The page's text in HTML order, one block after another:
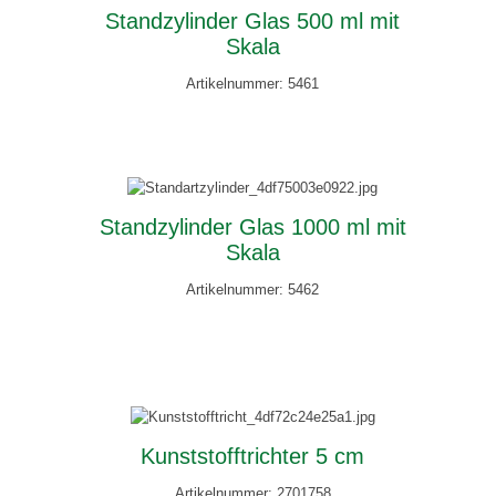
Standzylinder Glas 500 ml mit
Skala
Artikelnummer: 5461
Standzylinder Glas 1000 ml mit
Skala
Artikelnummer: 5462
Kunststofftrichter 5 cm